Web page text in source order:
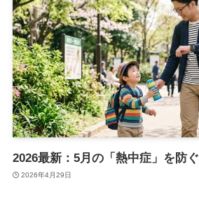
2026最新：5月の「熱中症」を防ぐ
2026年4月29日